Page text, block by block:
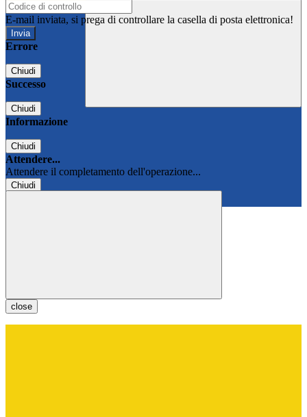
E-mail inviata, si prega di controllare la casella di posta elettronica!
Errore
Chiudi
Successo
Chiudi
Informazione
Chiudi
Attendere...
Attendere il completamento dell'operazione...
Chiudi
close